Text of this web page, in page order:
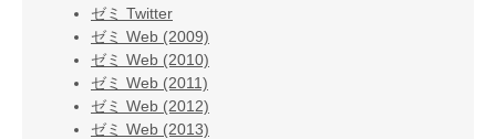
ゼミ Twitter
ゼミ Web (2009)
ゼミ Web (2010)
ゼミ Web (2011)
ゼミ Web (2012)
ゼミ Web (2013)